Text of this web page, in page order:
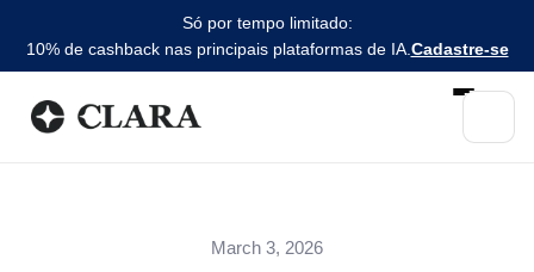
Só por tempo limitado:
10% de cashback nas principais plataformas de IA. Cadastre-se
March 3, 2026